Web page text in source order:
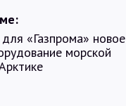
«Газпрома» новое
морской